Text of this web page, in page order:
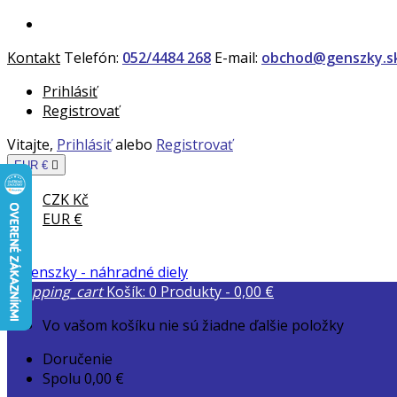
Kontakt Telefón: 052/4484 268 E-mail:
Prihlásiť
Registrovať
Vitajte, Prihlásiťalebo Registrovať
EUR € 
CZK Kč
EUR €
shopping_cart Košík: 0 Produkty - 0,00 €
Vo vašom košíku nie sú žiadne ďalšie položky
Doručenie
Spolu 0,00 €